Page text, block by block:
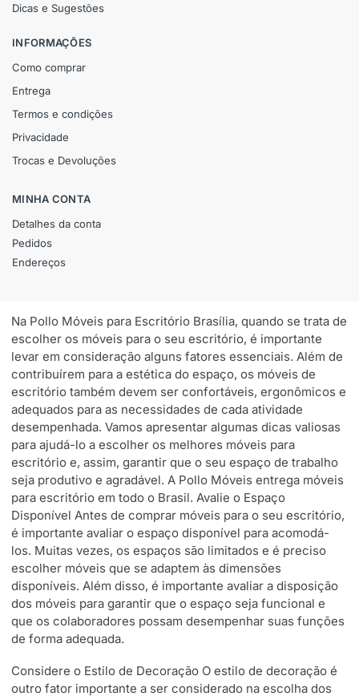
Dicas e Sugestões
INFORMAÇÕES
Como comprar
Entrega
Termos e condições
Privacidade
Trocas e Devoluções
MINHA CONTA
Detalhes da conta
Pedidos
Endereços
Na Pollo Móveis para Escritório Brasília, quando se trata de
escolher os móveis para o seu escritório, é importante
levar em consideração alguns fatores essenciais. Além de
contribuírem para a estética do espaço, os móveis de
escritório também devem ser confortáveis, ergonômicos e
adequados para as necessidades de cada atividade
desempenhada. Vamos apresentar algumas dicas valiosas
para ajudá-lo a escolher os melhores móveis para
escritório e, assim, garantir que o seu espaço de trabalho
seja produtivo e agradável. A Pollo Móveis entrega móveis
para escritório em todo o Brasil. Avalie o Espaço
Disponível Antes de comprar móveis para o seu escritório,
é importante avaliar o espaço disponível para acomodá-
los. Muitas vezes, os espaços são limitados e é preciso
escolher móveis que se adaptem às dimensões
disponíveis. Além disso, é importante avaliar a disposição
dos móveis para garantir que o espaço seja funcional e
que os colaboradores possam desempenhar suas funções
de forma adequada.
Considere o Estilo de Decoração O estilo de decoração é
outro fator importante a ser considerado na escolha dos